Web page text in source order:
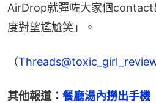
AirDrop就彈咗大家個contact
度對望尷尬笑」。
（
其他報道： 餐廳湯內撈出手機